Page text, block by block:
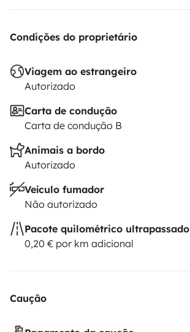
pessoa.
Condições do proprietário
Viagem ao estrangeiro
Autorizado
Carta de condução
Carta de condução B
Animais a bordo
Autorizado
Veículo fumador
Não autorizado
Pacote quilométrico ultrapassado
0,20 € por km adicional
Caução